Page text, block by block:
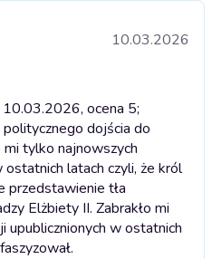
10.03.2026
ocena 5;
dojścia do
mi tylko najnowszych
latach czyli, że król
przedstawienie tła
Elżbiety II. Zabrakło mi
upublicznionych w ostatnich